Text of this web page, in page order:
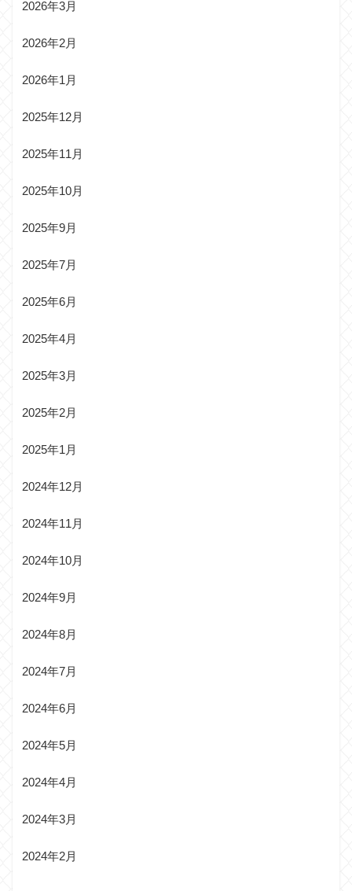
2026年3月
2026年2月
2026年1月
2025年12月
2025年11月
2025年10月
2025年9月
2025年7月
2025年6月
2025年4月
2025年3月
2025年2月
2025年1月
2024年12月
2024年11月
2024年10月
2024年9月
2024年8月
2024年7月
2024年6月
2024年5月
2024年4月
2024年3月
2024年2月